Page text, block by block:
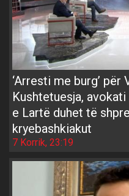
‘Arresti me burg’ për
Kushtetuesja,
e Lartë duhet të
kryebashkiakut
7 Korrik, 23:19